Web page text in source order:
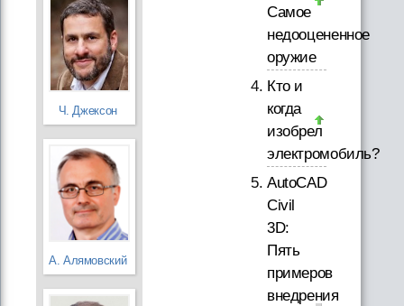
Ч. Джексон
А. Алямовский
Самое
недооцененное
оружие
Кто и
когда
изобрел
электромобиль?
AutoCAD
Civil
3D:
Пять
примеров
внедрения